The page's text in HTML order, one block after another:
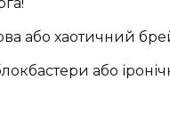
або хаотичний
або